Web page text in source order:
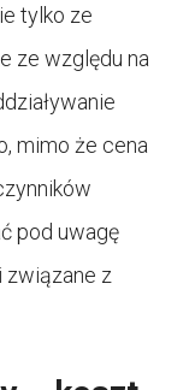
tylko ze
ze względu na
mimo że cena
pod uwagę
związane z